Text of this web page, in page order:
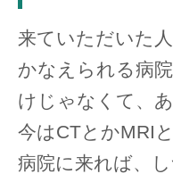
来ていただいた
かなえられる病
けじゃなくて、
今はCTとかMRI
病院に来れば、